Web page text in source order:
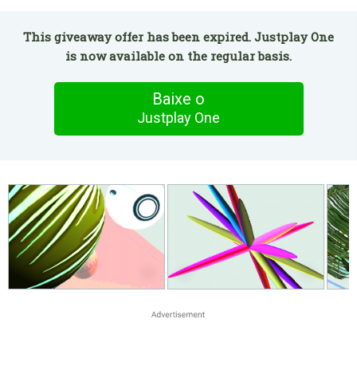
This giveaway offer has been expired. Justplay One
is now available on the regular basis.
Baixe o
Justplay One